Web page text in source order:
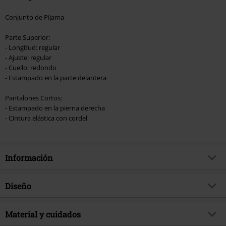
Conjunto de Pijama
Parte Superior:
- Longitud: regular
- Ajuste: regular
- Cuello: redondo
- Estampado en la parte delantera
Pantalones Cortos:
- Estampado en la pierna derecha
- Cintura elástica con cordel
Información
Artículo no.
Exclusivo
Diseño
Tipo de producto
Material y cuidados